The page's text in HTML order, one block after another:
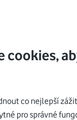
cookies,
co nejlepší
pro správné